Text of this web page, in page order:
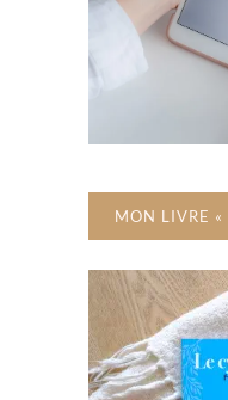
MON LIVRE «